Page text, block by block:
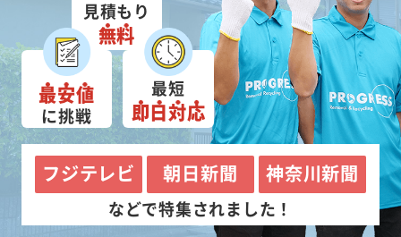
見積もり
無料
最安値
に挑戦
最短
即日対応
フジテレビ 朝日新聞 神奈川新聞
などで特集されました！